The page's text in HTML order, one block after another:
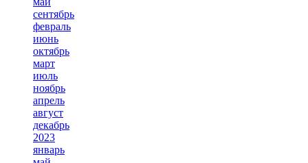
сентябрь
февраль
июнь
октябрь
март
июль
ноябрь
апрель
август
декабрь
2023
январь